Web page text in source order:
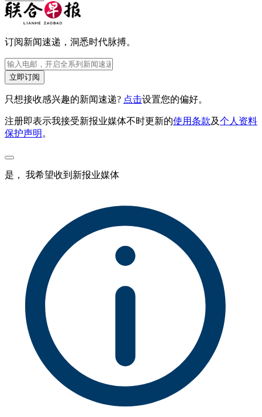
订阅新闻速递，洞悉时代脉搏。
立即订阅
只想接收感兴趣的新闻速递? 点击设置您的偏好。
注册即表示我接受新报业媒体不时更新的使用条款及个人资料
保护声明 。
是， 我希望收到新报业媒体